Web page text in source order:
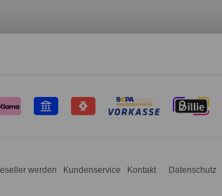
werden Kundenservice Kontakt Datenschutz